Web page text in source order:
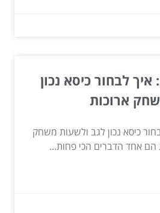
איך לבחור כיסא נכון
ארוכות
כיסא נכון לגב ולשעות משחק
הם אחד הדברים הכי פחות...